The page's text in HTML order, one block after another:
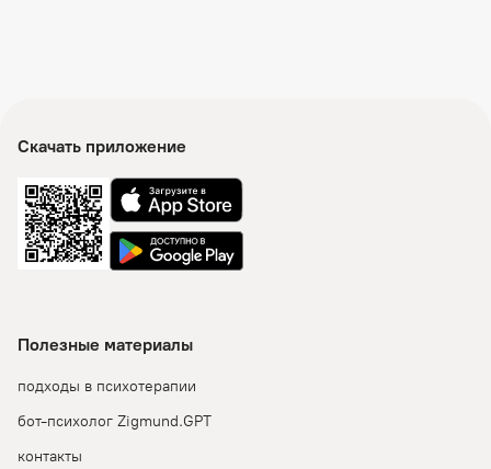
Скачать приложение
Полезные материалы
подходы в психотерапии
бот-психолог Zigmund.GPT
контакты